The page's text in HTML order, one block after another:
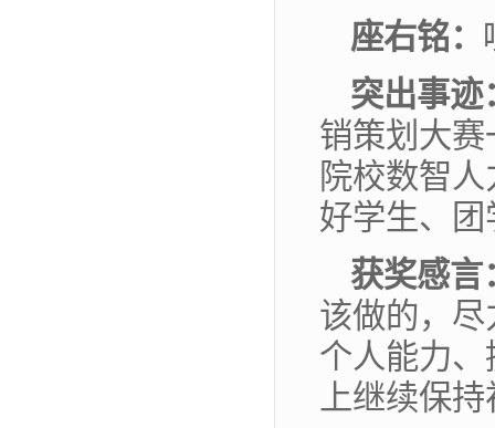
座右铭：
突出事迹
销策划大
院校数智
好学生、
获奖感言
该做的，
个人能力
上继续保